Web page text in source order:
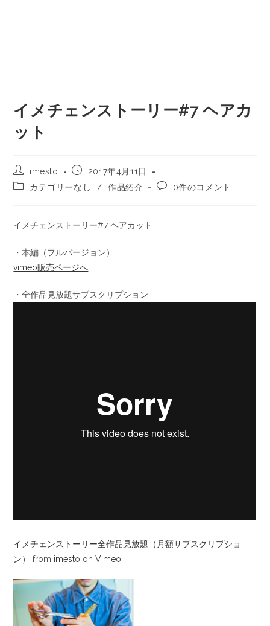
イメチェンストーリー#7 ヘアカ
ット
imesto
2017年4月11日
カテゴリーなし
/ 作品紹介 0件のコメント
イメチェンストーリー#7 ヘアカット
・本編（フルバージョン）
vimeo販売ページへ
・全作品見放題サブスクリプション
イメチェンストーリー全作品見放題（月額サブスクリプショ
ン）
from imesto onVimeo.